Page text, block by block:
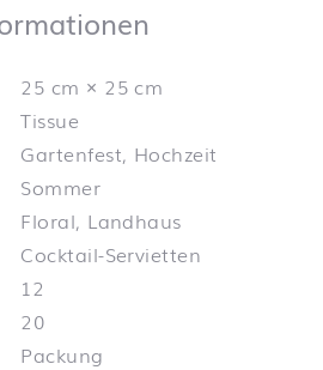
25 cm × 25 cm
Tissue
Gartenfest, Hochzeit
Sommer
Floral, Landhaus
Cocktail-Servietten
12
20
Packung